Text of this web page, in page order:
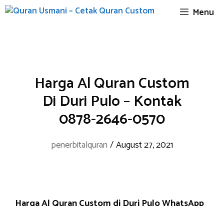
Skip
Menu
Harga Al Quran Custom
Di Duri Pulo – Kontak
0878-2646-0570
penerbitalquran /August 27, 2021